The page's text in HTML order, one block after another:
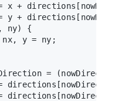
x +
y +
ny) {
y = ny;
=